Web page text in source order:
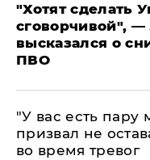
​"Хотят сделать
сговорчивой", —
высказался о
ПВО
​"У вас есть
призвал не
во время тревог